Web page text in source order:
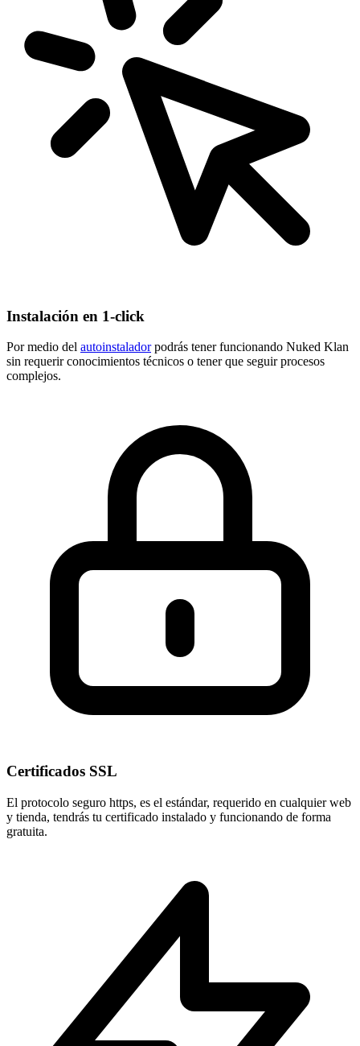
Instalación en 1-click
Por medio del autoinstaladorpodrás tener funcionando Nuked Klan
sin requerir conocimientos técnicos o tener que seguir procesos
complejos.
Certificados SSL
El protocolo seguro https, es el estándar, requerido en cualquier web
y tienda, tendrás tu certificado instalado y funcionando de forma
gratuita.